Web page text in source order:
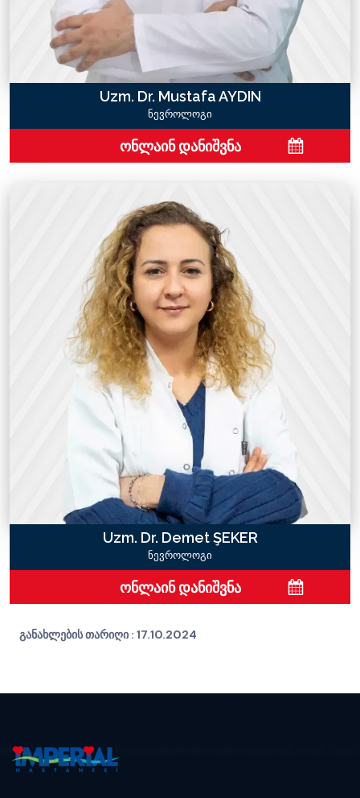
Uzm. Dr. Mustafa AYDIN
ნევროლოგი
ონლაინ დანიშვნა
Uzm. Dr. Demet ŞEKER
ნევროლოგი
ონლაინ დანიშვნა
განახლების თარიღი : 17.10.2024